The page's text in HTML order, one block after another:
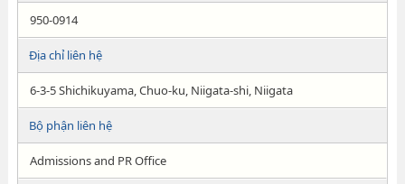
950-0914
Địa chỉ liên hệ
6-3-5 Shichikuyama, Chuo-ku, Niigata-shi, Niigata
Bộ phận liên hệ
Admissions and PR Office